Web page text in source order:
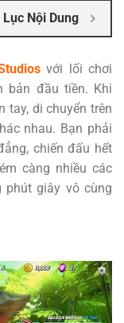
Lục Nội Dung
với lối chơi
bản đầu tiền. Khi
tay, di chuyển trên
nhau. Bạn phải
chiến đấu hết
càng nhiều các
giây vô cùng